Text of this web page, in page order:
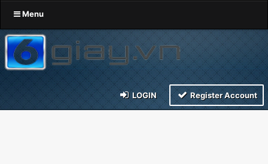
Menu
LOGIN Register Account